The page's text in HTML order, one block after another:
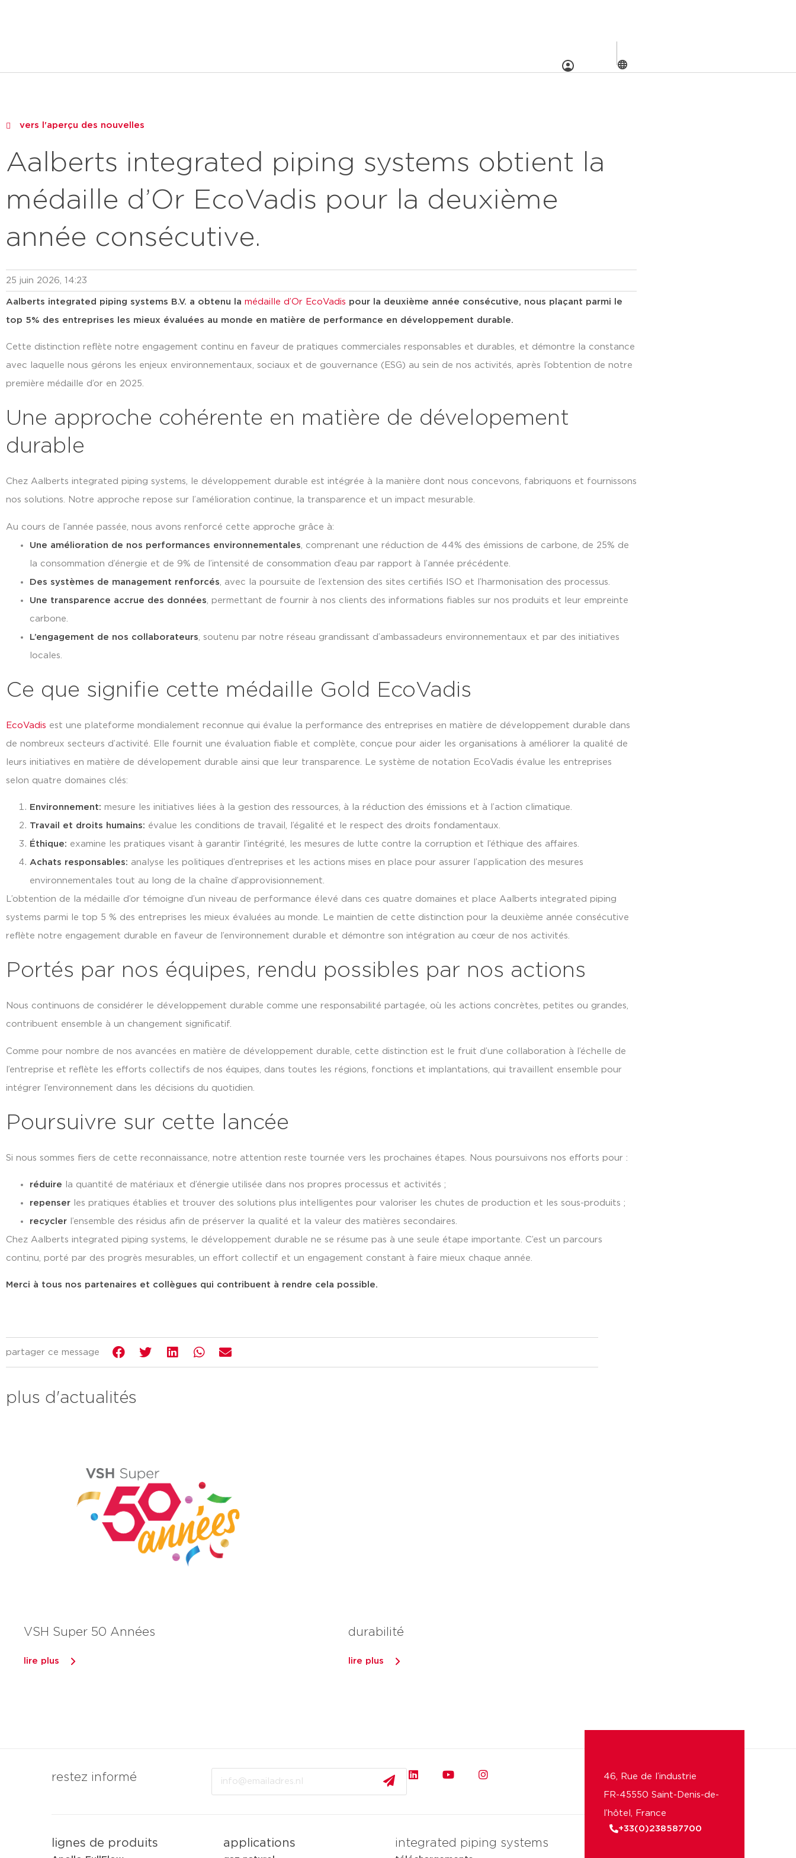
notre entreprise
vers l'aperçu des nouvelles
Aalberts integrated piping systems obtient la
médaille d’Or EcoVadis pour la deuxième
année consécutive.
25 juin 2026, 14:23
Aalberts integrated piping systems B.V. a obtenu la médaille d’Or EcoVadis pour la deuxième année consécutive, nous plaçant parmi le
top 5% des entreprises les mieux évaluées au monde en matière de performance en développement durable.
Cette distinction reflète notre engagement continu en faveur de pratiques commerciales responsables et durables, et démontre la constance
avec laquelle nous gérons les enjeux environnementaux, sociaux et de gouvernance (ESG) au sein de nos activités, après l’obtention de notre
première médaille d’or en 2025.
Une approche cohérente en matière de dévelopement
durable
Chez Aalberts integrated piping systems, le développement durable est intégrée à la manière dont nous concevons, fabriquons et fournissons
nos solutions. Notre approche repose sur l’amélioration continue, la transparence et un impact mesurable.
Au cours de l’année passée, nous avons renforcé cette approche grâce à:
Une amélioration de nos performances environnementales , comprenant une réduction de 44% des émissions de carbone, de 25% de
la consommation d’énergie et de 9% de l’intensité de consommation d’eau par rapport à l’année précédente.
Des systèmes de management renforcés , avec la poursuite de l’extension des sites certifiés ISO et l’harmonisation des processus.
Une transparence accrue des données , permettant de fournir à nos clients des informations fiables sur nos produits et leur empreinte
carbone.
L’engagement de nos collaborateurs , soutenu par notre réseau grandissant d’ambassadeurs environnementaux et par des initiatives
locales.
Ce que signifie cette médaille Gold EcoVadis
EcoVadis est une plateforme mondialement reconnue qui évalue la performance des entreprises en matière de développement durable dans
de nombreux secteurs d’activité. Elle fournit une évaluation fiable et complète, conçue pour aider les organisations à améliorer la qualité de
leurs initiatives en matière de dévelopement durable ainsi que leur transparence. Le système de notation EcoVadis évalue les entreprises
selon quatre domaines clés:
Environnement: mesure les initiatives liées à la gestion des ressources, à la réduction des émissions et à l’action climatique.
Travail et droits humains: évalue les conditions de travail, l’égalité et le respect des droits fondamentaux.
Éthique: examine les pratiques visant à garantir l’intégrité, les mesures de lutte contre la corruption et l’éthique des affaires.
Achats responsables: analyse les politiques d’entreprises et les actions mises en place pour assurer l’application des mesures
environnementales tout au long de la chaîne d’approvisionnement.
L’obtention de la médaille d’or témoigne d’un niveau de performance élevé dans ces quatre domaines et place Aalberts integrated piping
systems parmi le top 5 % des entreprises les mieux évaluées au monde. Le maintien de cette distinction pour la deuxième année consécutive
reflète notre engagement durable en faveur de l’environnement durable et démontre son intégration au cœur de nos activités.
Portés par nos équipes, rendu possibles par nos actions
Nous continuons de considérer le développement durable comme une responsabilité partagée, où les actions concrètes, petites ou grandes,
contribuent ensemble à un changement significatif.
Comme pour nombre de nos avancées en matière de développement durable, cette distinction est le fruit d’une collaboration à l’échelle de
l’entreprise et reflète les efforts collectifs de nos équipes, dans toutes les régions, fonctions et implantations, qui travaillent ensemble pour
intégrer l’environnement dans les décisions du quotidien.
Poursuivre sur cette lancée
Si nous sommes fiers de cette reconnaissance, notre attention reste tournée vers les prochaines étapes. Nous poursuivons nos efforts pour :
réduire la quantité de matériaux et d’énergie utilisée dans nos propres processus et activités ;
repenser les pratiques établies et trouver des solutions plus intelligentes pour valoriser les chutes de production et les sous-produits ;
recycler l’ensemble des résidus afin de préserver la qualité et la valeur des matières secondaires.
Chez Aalberts integrated piping systems, le développement durable ne se résume pas à une seule étape importante. C’est un parcours
continu, porté par des progrès mesurables, un effort collectif et un engagement constant à faire mieux chaque année.
Merci à tous nos partenaires et collègues qui contribuent à rendre cela possible.
partager ce message
plus d'actualités
VSH Super 50 Années
lire plus
durabilité
lire plus
restez informé
lignes de produits applications integrated piping systems
46, Rue de l’industrie
FR-45550 Saint-Denis-de-
l’hôtel, France
+33(0)238587700